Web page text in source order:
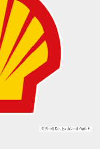
© Shell Deutschland GmbH